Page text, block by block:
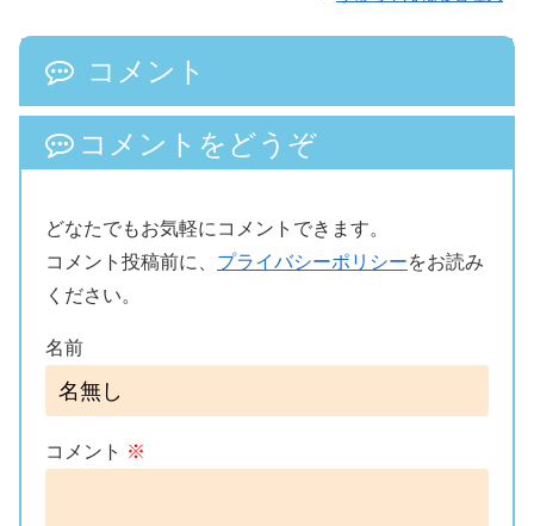
コメント
コメントをどうぞ
どなたでもお気軽にコメントできます。
コメント投稿前に、 プライバシーポリシーをお読み
ください。
名前
コメント ※